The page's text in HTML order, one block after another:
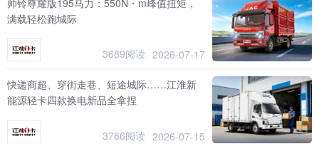
帅铃尊耀版195马力：550N・m峰值扭矩，
满载轻松跑城际
3689阅读 2026-07-17
快递商超、穿街走巷、短途城际……江淮新
能源轻卡四款换电新品全拿捏
3786阅读 2026-07-15